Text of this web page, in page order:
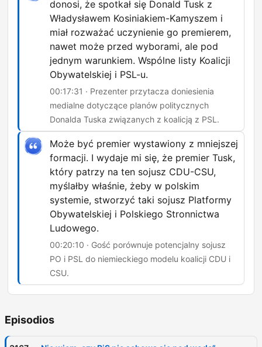
donosi, że spotkał się Donald Tusk z
Władysławem Kosiniakiem-Kamyszem i
miał rozważać uczynienie go premierem,
nawet może przed wyborami, ale pod
jednym warunkiem. Wspólne listy Koalicji
Obywatelskiej i PSL-u.
00:17:31 · Prezenter przytacza doniesienia
medialne dotyczące planów politycznych
Donalda Tuska związanych z koalicją z PSL.
Może być premier wystawiony z mniejszej
formacji. I wydaje mi się, że premier Tusk,
który patrzy na ten sojusz CDU-CSU,
myślałby właśnie, żeby w polskim
systemie, stworzyć taki sojusz Platformy
Obywatelskiej i Polskiego Stronnictwa
Ludowego.
00:20:10 · Gość porównuje potencjalny sojusz
PO i PSL do niemieckiego modelu koalicji CDU i
CSU.
Episodios